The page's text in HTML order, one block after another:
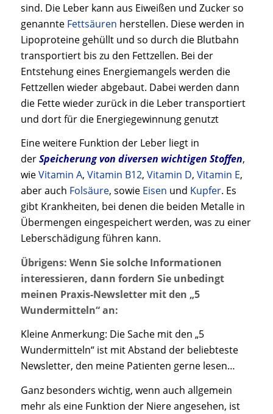
sind. Die Leber kann aus Eiweißen und Zucker so
genannte Fettsäuren herstellen. Diese werden in
Lipoproteine gehüllt und so durch die Blutbahn
transportiert bis zu den Fettzellen. Bei der
Entstehung eines Energiemangels werden die
Fettzellen wieder abgebaut. Dabei werden dann
die Fette wieder zurück in die Leber transportiert
und dort für die Energiegewinnung genutzt
Eine weitere Funktion der Leber liegt in
derSpeicherung von diversen wichtigen Stoffen,
wieVitamin A, Vitamin B12, Vitamin D, Vitamin E,
aber auch Folsäure, sowie Eisen und Kupfer. Es
gibt Krankheiten, bei denen die beiden Metalle in
Übermengen eingespeichert werden, was zu einer
Leberschädigung führen kann.
Übrigens: Wenn Sie solche Informationen
interessieren, dann fordern Sie unbedingt
meinen Praxis-Newsletter mit den „5
Wundermitteln“ an:
Kleine Anmerkung: Die Sache mit den „5
Wundermitteln“ ist mit Abstand der beliebteste
Newsletter, den meine Patienten gerne lesen…
Ganz besonders wichtig, wenn auch allgemein
mehr als eine Funktion der Niere angesehen, ist